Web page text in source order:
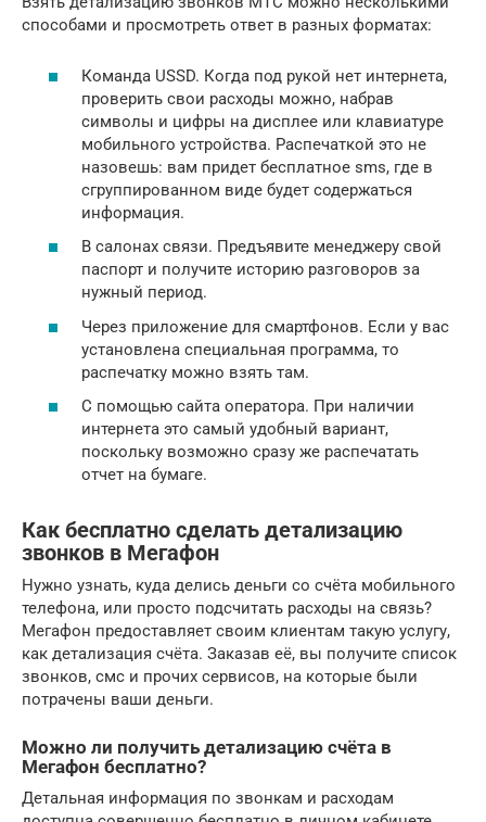
способами и просмотреть ответ в разных форматах:
Команда USSD. Когда под рукой нет интернета,
проверить свои расходы можно, набрав
символы и цифры на дисплее или клавиатуре
мобильного устройства. Распечаткой это не
назовешь: вам придет бесплатное sms, где в
сгруппированном виде будет содержаться
информация.
В салонах связи. Предъявите менеджеру свой
паспорт и получите историю разговоров за
нужный период.
Через приложение для смартфонов. Если у вас
установлена специальная программа, то
распечатку можно взять там.
С помощью сайта оператора. При наличии
интернета это самый удобный вариант,
поскольку возможно сразу же распечатать
отчет на бумаге.
Как бесплатно сделать детализацию
звонков в Мегафон
Нужно узнать, куда делись деньги со счёта мобильного
телефона, или просто подсчитать расходы на связь?
Мегафон предоставляет своим клиентам такую услугу,
как детализация счёта. Заказав её, вы получите список
звонков, смс и прочих сервисов, на которые были
потрачены ваши деньги.
Можно ли получить детализацию счёта в
Мегафон бесплатно?
Детальная информация по звонкам и расходам